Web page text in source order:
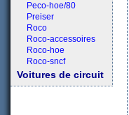
Peco-hoe/80
Preiser
Roco
Roco-accessoires
Roco-hoe
Roco-sncf
Voitures de circuit